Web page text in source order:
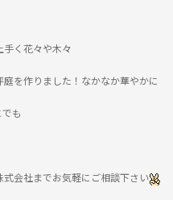
手く花々や木々
を作りました！なかなか華やかに
も
会社までお気軽にご相談下さい